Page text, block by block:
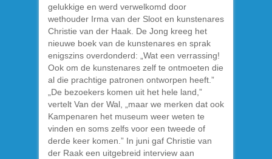
gelukkige en werd verwelkomd door
wethouder Irma van der Sloot en kunstenares
Christie van der Haak. De Jong kreeg het
nieuwe boek van de kunstenares en sprak
enigszins overdonderd: „Wat een verrassing!
Ook om de kunstenares zelf te ontmoeten die
al die prachtige patronen ontworpen heeft.”
„De bezoekers komen uit het hele land,”
vertelt Van der Wal, „maar we merken dat ook
Kampenaren het museum weer weten te
vinden en soms zelfs voor een tweede of
derde keer komen.” In juni gaf Christie van
der Raak een uitgebreid interview aan